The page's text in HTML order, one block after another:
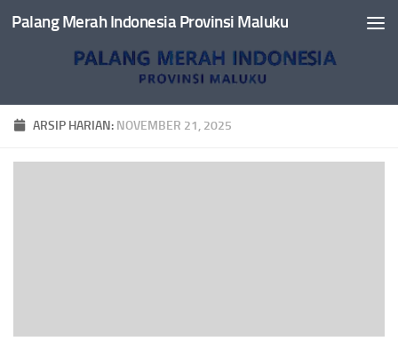
Skip to content
Palang Merah Indonesia Provinsi Maluku
ARSIP HARIAN: NOVEMBER 21, 2025